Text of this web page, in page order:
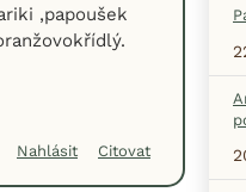
,papoušek
Nahlásit Citovat